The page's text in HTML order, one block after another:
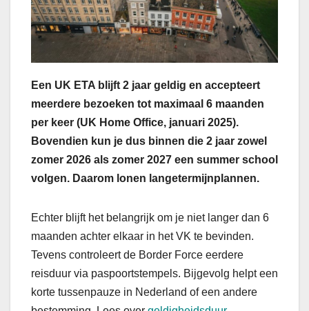
Een UK ETA blijft 2 jaar geldig en accepteert
meerdere bezoeken tot maximaal 6 maanden
per keer (UK Home Office, januari 2025).
Bovendien kun je dus binnen die 2 jaar zowel
zomer 2026 als zomer 2027 een summer school
volgen. Daarom lonen langetermijnplannen.
Echter blijft het belangrijk om je niet langer dan 6
maanden achter elkaar in het VK te bevinden.
Tevens controleert de Border Force eerdere
reisduur via paspoortstempels. Bijgevolg helpt een
korte tussenpauze in Nederland of een andere